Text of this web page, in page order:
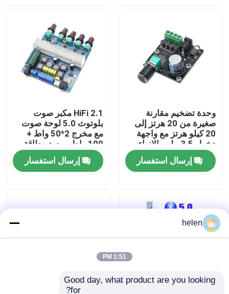
معلومات عنا
مراقبة الجودة
اتصل بنا
القضايا
وحدة تضخيم مقارنة
صغيرة من 20 هرتز إلى
20 كيلو هرتز مع واجهة
دخول 3.5 ملم والإنهاء
الفضي
إرسال استفسار
2.1 HiFi مكبر صوت
بلوتوث 5.0 لوحة صوت
مع مخرج 2*50 واط +
100 واط ومصدر طاقة
DC12 ~ 24 فولت
إرسال استفسار
helen
1:51 PM
Good day, what product are you looking
for?